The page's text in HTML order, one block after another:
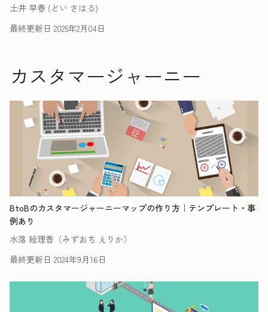
土井 早春 (どい さはる)
最終更新日 2025年2月04日
カスタマージャーニー
BtoBのカスタマージャーニーマップの作り方｜テンプレート・事
例あり
水落 絵理香（みずおち えりか）
最終更新日 2024年9月16日